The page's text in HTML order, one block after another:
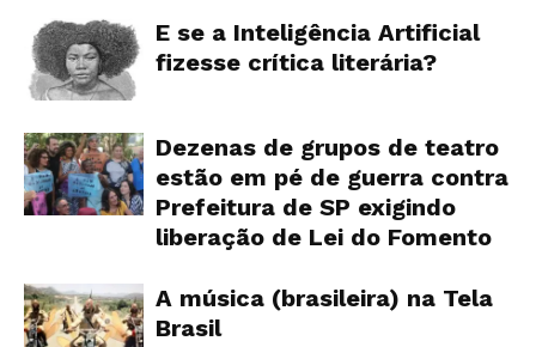
E se a Inteligência Artificial
fizesse crítica literária?
Dezenas de grupos de teatro
estão em pé de guerra contra
Prefeitura de SP exigindo
liberação de Lei do Fomento
A música (brasileira) na Tela
Brasil